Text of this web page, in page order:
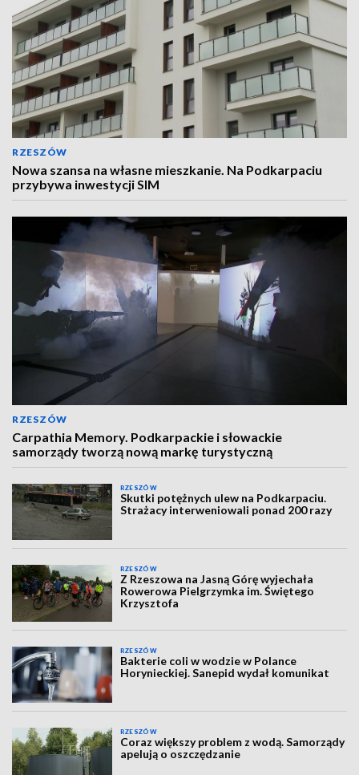
RZESZÓW
Nowa szansa na własne mieszkanie. Na Podkarpaciu
przybywa inwestycji SIM
RZESZÓW
Carpathia Memory. Podkarpackie i słowackie
samorządy tworzą nową markę turystyczną
RZESZÓW
Skutki potężnych ulew na Podkarpaciu.
Strażacy interweniowali ponad 200 razy
RZESZÓW
Z Rzeszowa na Jasną Górę wyjechała
Rowerowa Pielgrzymka im. Świętego
Krzysztofa
RZESZÓW
Bakterie coli w wodzie w Polance
Horynieckiej. Sanepid wydał komunikat
RZESZÓW
Coraz większy problem z wodą. Samorządy
apelują o oszczędzanie